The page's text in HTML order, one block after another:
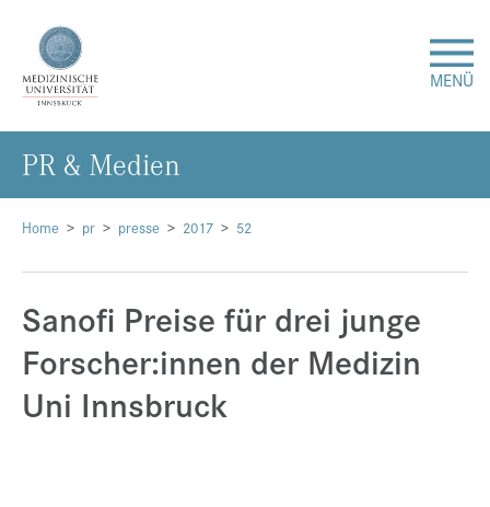
MENÜ
Forschung
Studium & Lehre
Über uns
Internationales
Home pr presse 2017 52
Sanofi Preise für drei junge
Forscher:innen der Medizin
Uni Innsbruck
PR & Me­di­en